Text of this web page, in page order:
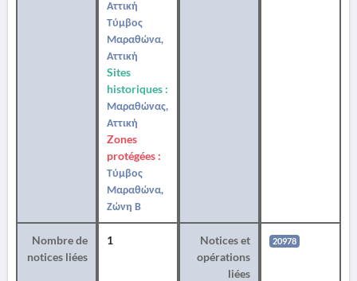
Αττική
Τύμβος
Μαραθώνα,
Αττική
Sites
historiques :
Μαραθώνας,
Αττική
Zones
protégées :
Τύμβος
Μαραθώνα,
Ζώνη Β
Nombre de
notices liées
1
Notices et
opérations
liées
20978